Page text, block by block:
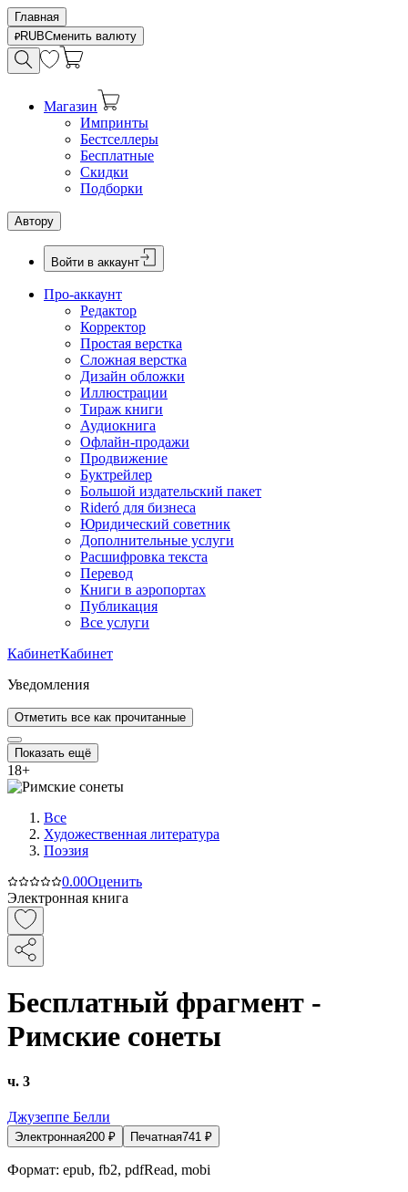
Главная
RUBСменить валюту
Магазин
Импринты
Бестселлеры
Бесплатные
Скидки
Подборки
Автору
Войти в аккаунт
Про-аккаунт
Редактор
Корректор
Простая верстка
Сложная верстка
Дизайн обложки
Иллюстрации
Тираж книги
Аудиокнига
Офлайн-продажи
Продвижение
Буктрейлер
Большой издательский пакет
Rideró для бизнеса
Юридический советник
Дополнительные услуги
Расшифровка текста
Перевод
Книги в аэропортах
Публикация
Все услуги
КабинетКабинет
Уведомления
Отметить все как прочитанные
Показать ещё
18+
Все
Художественная литература
Поэзия
0.00Оценить
Электронная книга
Бесплатный фрагмент -
Римские сонеты
ч. 3
Джузеппе Белли
Электронная200 ₽ Печатная741 ₽
Формат: epub, fb2, pdfRead, mobi